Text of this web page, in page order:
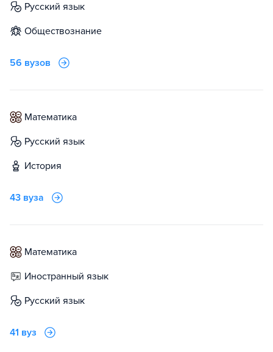
русский язык
обществознание
56 вузов
математика
русский язык
история
43 вуза
математика
иностранный язык
русский язык
41 вуз